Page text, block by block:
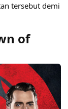
tersebut demi
of